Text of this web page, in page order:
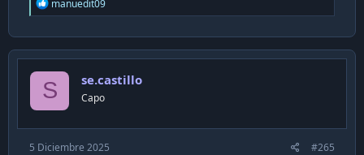
e
c
t
o
n
manuedit09
S se.castillo
Capo
5 Diciembre 2025 #265